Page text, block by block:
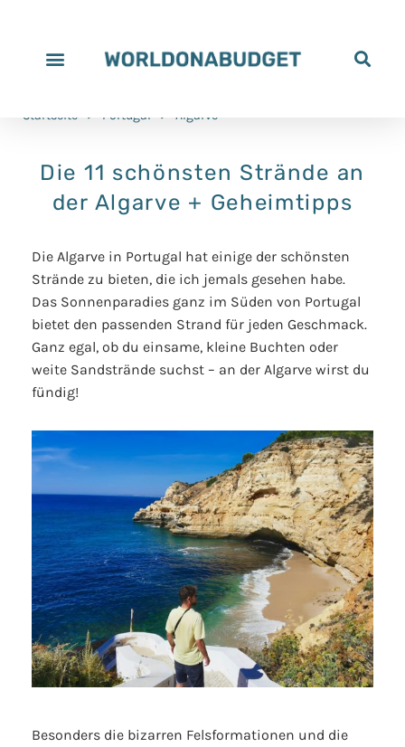
Startseite > Portugal > Algarve
Die 11 schönsten Strände an
der Algarve + Geheimtipps
Die Algarve in Portugal hat einige der schönsten
Strände zu bieten, die ich jemals gesehen habe.
Das Sonnenparadies ganz im Süden von Portugal
bietet den passenden Strand für jeden Geschmack.
Ganz egal, ob du einsame, kleine Buchten oder
weite Sandstrände suchst – an der Algarve wirst du
fündig!
Besonders die bizarren Felsformationen und die